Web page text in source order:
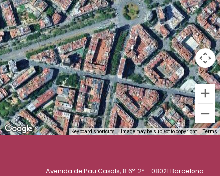
Keyboard shortcuts Image may be subject to copyright Terms
Avenida de Pau Casals, 8 6º-2ª - 08021 Barcelona